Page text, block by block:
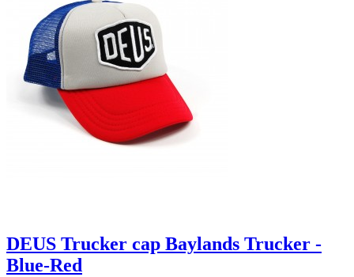
DEUS Trucker cap Baylands Trucker -
Blue-Red